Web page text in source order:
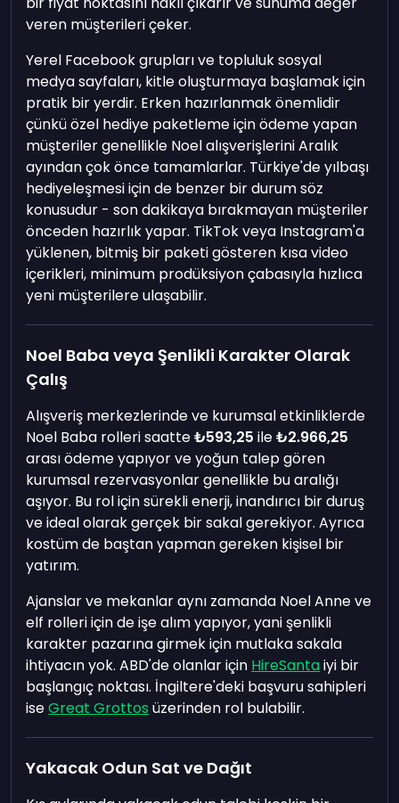
veren müşterileri çeker.
Yerel Facebook grupları ve topluluk sosyal
medya sayfaları, kitle oluşturmaya başlamak için
pratik bir yerdir. Erken hazırlanmak önemlidir
çünkü özel hediye paketleme için ödeme yapan
müşteriler genellikle Noel alışverişlerini Aralık
ayından çok önce tamamlarlar. Türkiye'de yılbaşı
hediyeleşmesi için de benzer bir durum söz
konusudur - son dakikaya bırakmayan müşteriler
önceden hazırlık yapar. TikTok veya Instagram'a
yüklenen, bitmiş bir paketi gösteren kısa video
içerikleri, minimum prodüksiyon çabasıyla hızlıca
yeni müşterilere ulaşabilir.
Noel Baba veya Şenlikli Karakter Olarak
Çalış
Alışveriş merkezlerinde ve kurumsal etkinliklerde
Noel Baba rolleri saatte₺593,25 ile₺2.966,25
arası ödeme yapıyor ve yoğun talep gören
kurumsal rezervasyonlar genellikle bu aralığı
aşıyor. Bu rol için sürekli enerji, inandırıcı bir duruş
ve ideal olarak gerçek bir sakal gerekiyor. Ayrıca
kostüm de baştan yapman gereken kişisel bir
yatırım.
Ajanslar ve mekanlar aynı zamanda Noel Anne ve
elf rolleri için de işe alım yapıyor, yani şenlikli
karakter pazarına girmek için mutlaka sakala
ihtiyacın yok. ABD'de olanlar için HireSantaiyi bir
başlangıç noktası. İngiltere'deki başvuru sahipleri
iseGreat Grottos üzerinden rol bulabilir.
Yakacak Odun Sat ve Dağıt